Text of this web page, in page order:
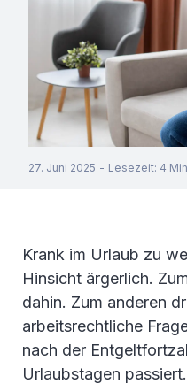
27. Juni 2025 - Lesezeit: 4
Krank im Urlaub zu
Hinsicht ärgerlich.
dahin. Zum anderen
arbeitsrechtliche
nach der
Urlaubstagen passiert.